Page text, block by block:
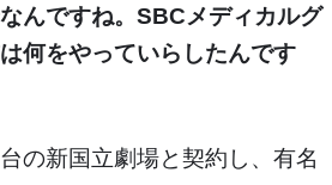
んですね。SBCメディカルグ
何をやっていらしたんです
の新国立劇場と契約し、有名